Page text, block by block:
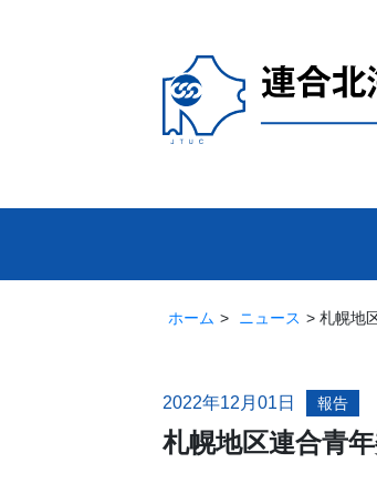
ホーム ニュース 札幌地
2022年12月01日 報告
札幌地区連合青